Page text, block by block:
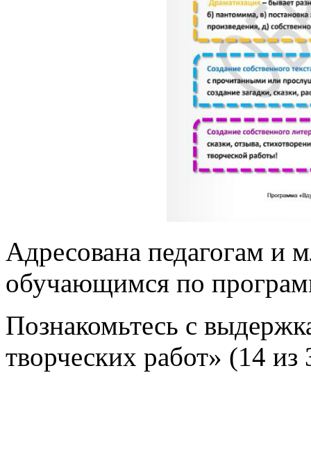
Адресована педагогам и
обучающимся по
Познакомьтесь с
творческих работ» (14 из